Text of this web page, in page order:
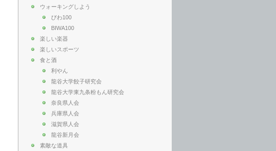
ウォーキングしよう
びわ100
BIWA100
楽しい楽器
楽しいスポーツ
食と酒
利やん
龍谷大学餃子研究会
龍谷大学東九条粉もん研究会
奈良県人会
兵庫県人会
滋賀県人会
龍谷新月会
素敵な道具